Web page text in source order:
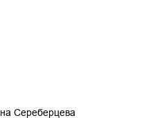
Сереберцева